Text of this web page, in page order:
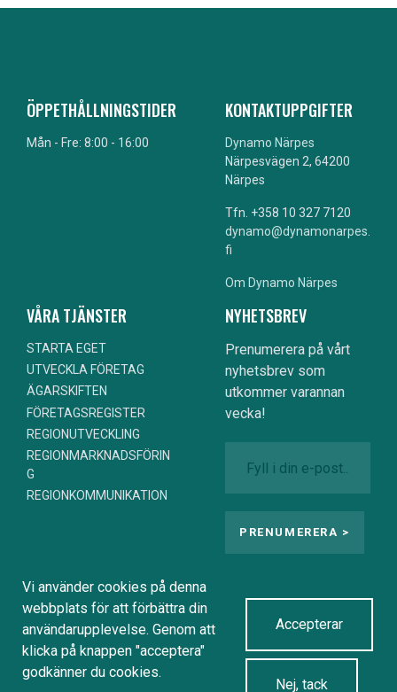
ÖPPETHÅLLNINGSTIDER
Mån - Fre: 8:00 - 16:00
KONTAKTUPPGIFTER
Dynamo Närpes
Närpesvägen 2, 64200
Närpes
Tfn. +358 10 327 7120
dynamo@dynamonarpes.
fi
Om Dynamo Närpes
VÅRA TJÄNSTER
STARTA EGET
UTVECKLA FÖRETAG
ÄGARSKIFTEN
FÖRETAGSREGISTER
REGIONUTVECKLING
REGIONMARKNADSFÖRIN
G
REGIONKOMMUNIKATION
NYHETSBREV
Prenumerera på vårt
nyhetsbrev som
utkommer varannan
vecka!
BOTTOM FOOTER MENU
© 2024 Dynamo Närpes |
Vi använder cookies på denna
webbplats för att förbättra din
användarupplevelse. Genom att
klicka på knappen "acceptera"
godkänner du cookies.
Accepterar
Nej, tack